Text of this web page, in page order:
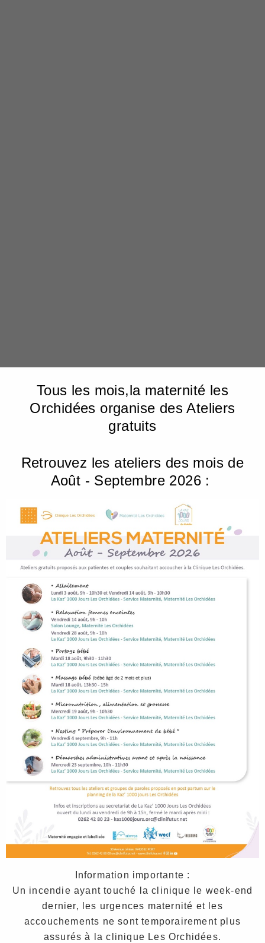
Tous les mois,la maternité les
Orchidées organise des Ateliers
gratuits
Retrouvez les ateliers des mois de
Août - Septembre 2026 :
Information importante :
Un incendie ayant touché la clinique le week-end
dernier, les urgences maternité et les
accouchements ne sont temporairement plus
assurés à la clinique Les Orchidées.